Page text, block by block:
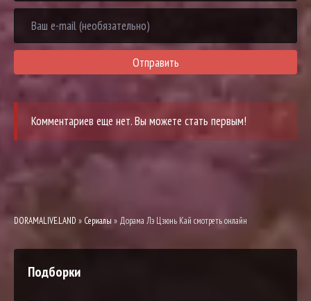
Отправить
Комментариев еще нет. Вы можете стать первым!
DORAMALIVE.LAND » Сериалы » Дорама Лэ Цзюнь Кай смотреть онлайн
Подборки